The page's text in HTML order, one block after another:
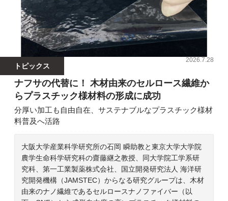
トピックス
2026.7.28
ナフサの代替に！ 木材由来のセルロース繊維か
らプラスチック様材料の形成に成功
分厚い加工も自由自在、サステナブルなプラスチック様材
料普及へ活路
大阪大学産業科学研究所の石岡 瞬助教と東京大学大学院
農学生命科学研究科の齋藤継之教授、同大学院工学系研
究科、第一工業製薬株式会社、国立開発研究法人 海洋研
究開発機構（JAMSTEC）からなる研究グループは、木材
由来のナノ繊維であるセルロースナノファイバー（以